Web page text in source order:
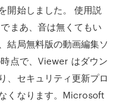
開始しました。 使用説
まあ、音は無くてもい
結局無料版の動画編集ソ
点で、Viewer はダウン
、セキュリティ更新プロ
くなります。Microsoft